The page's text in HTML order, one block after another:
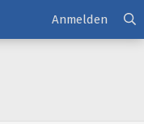
Anmelden